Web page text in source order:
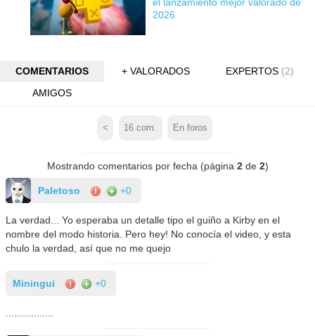
2026
COMENTARIOS + VALORADOS EXPERTOS (2)
AMIGOS
< 16 com. En foros
Mostrando comentarios por fecha (página 2de 2)
Paletoso +0
La verdad... Yo esperaba un detalle tipo el guiño a Kirby en el
nombre del modo historia. Pero hey! No conocía el video, y esta
chulo la verdad, así que no me quejo
Miningui +0